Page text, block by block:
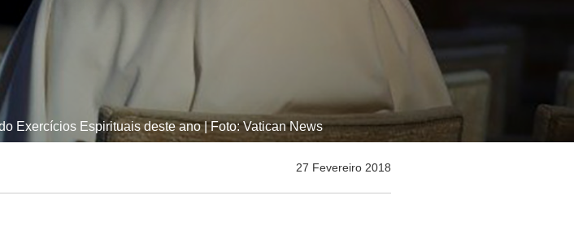
Exercícios Espirituais deste ano | Foto: Vatican News
27 Fevereiro 2018